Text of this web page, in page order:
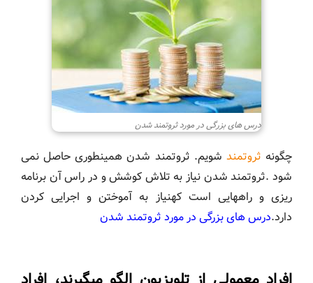
درس های بزرگی در مورد ثروتمند شدن
چگونه ثروتمند شویم. ثروتمند شدن همینطوری حاصل نمی
شود .ثروتمند شدن نیاز به تلاش کوشش و در راس آن برنامه
ریزی و راههایی است کهنیاز به آموختن و اجرایی کردن
دارد.درس های بزرگی در مورد ثروتمند شدن